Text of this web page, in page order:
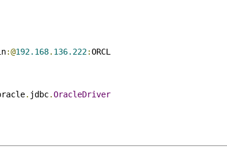
:@192.168. 136.222:ORCL
. jdbc.OracleDriver